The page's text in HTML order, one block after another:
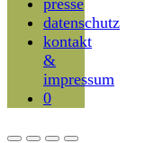
presse
datenschutz
kontakt
&
impressum
0